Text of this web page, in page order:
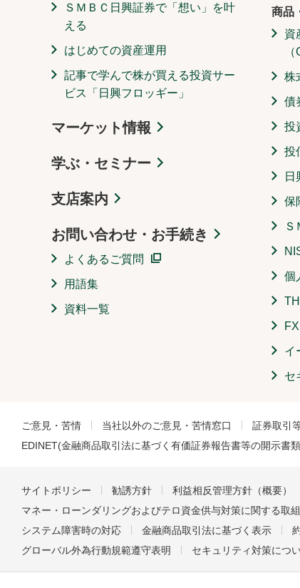
ＳＭＢＣ日興証券で「想い」を叶
える
はじめての資産運用
記事で学んで株が買える投資サー
ビス「日興フロッギー」
マーケット情報
学ぶ・セミナー
支店案内
お問い合わせ・お手続き
よくあるご質問
用語集
資料一覧
商品
資
株
債
投
投
日
保
個
FX
イ
セ
ご意見・苦情 当社以外のご意見・苦情窓口 証券取引
EDINET(金融商品取引法に基づく有価証券報告書等の開示書
サイトポリシー 勧誘方針 利益相反管理方針（概要）
マネー・ローンダリングおよびテロ資金供与対策に関する取
システム障害時の対応
金融商品取引法に基づく表示
グローバル外為行動規範遵守表明
セキュリティ対策につ